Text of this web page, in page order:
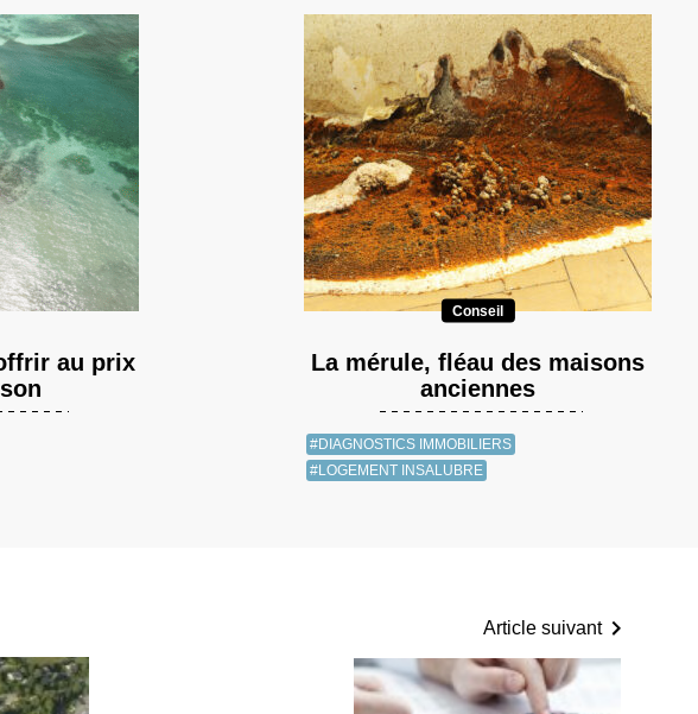
au prix
Conseil
La mérule, fléau des maisons
anciennes
#DIAGNOSTICS IMMOBILIERS
#LOGEMENT INSALUBRE
Article suivant